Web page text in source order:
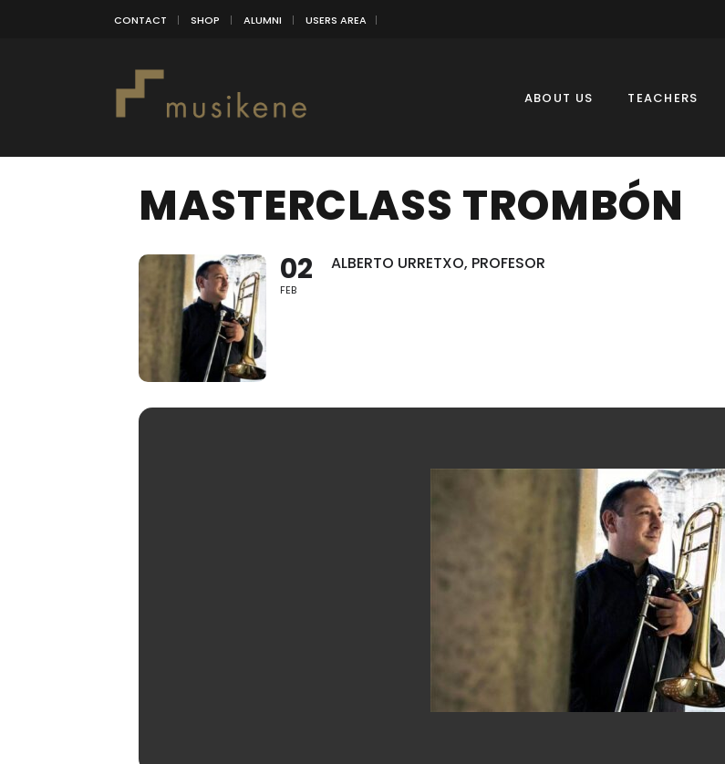
CONTACT SHOP ALUMNI USERS AREA
ABOUT US TEACHERS
MASTERCLASS TROMBÓN
02
FEB
ALBERTO URRETXO, PROFESOR